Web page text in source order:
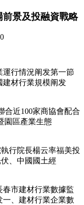
前景及投融資戰略
行情況阐发第一節
建材行業規模阐发
近100家商協會配合
園區產業生態
行院長楊云率福美投
、中國國土經
市建材行業數據監
、建材行業企業數